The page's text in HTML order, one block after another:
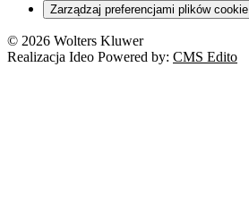
Zarządzaj preferencjami plików cookie
© 2026 Wolters Kluwer
Realizacja Ideo Powered by: CMS Edito